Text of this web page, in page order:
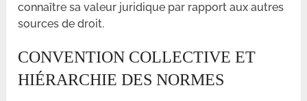
connaître sa valeur juridique par rapport aux autres
sources de droit.
CONVENTION COLLECTIVE ET
HIÉRARCHIE DES NORMES